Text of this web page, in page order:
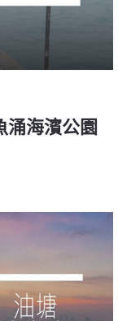
涌海濱公園